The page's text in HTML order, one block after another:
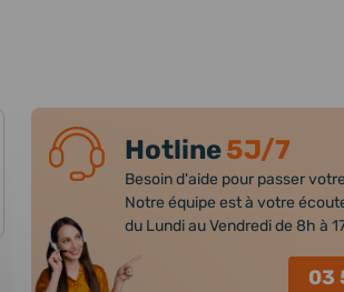
Hotline5J/7
Besoin d'aide pour passer
Notre équipe est à votre
du Lundi au Vendredi de 8h à
03